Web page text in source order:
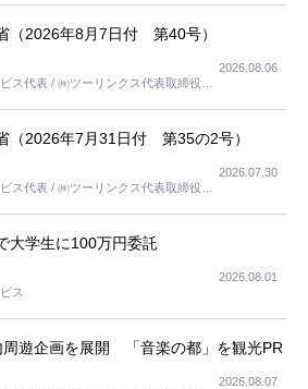
（2026年8月7日付 第40号）
ス代表 / ㈱ツーリンクス代表取締役社
2026.08.06
（2026年7月31日付 第35の2号）
ス代表 / ㈱ツーリンクス代表取締役社
2026.07.30
大学生に100万円委託
ス
2026.08.01
周遊企画を展開 「音楽の都」を観光PR
2026.08.07